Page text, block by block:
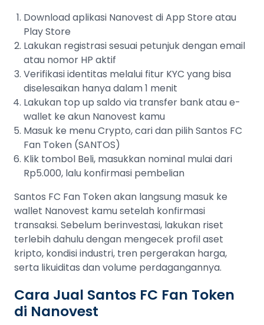
Download aplikasi Nanovest di App Store atau
Play Store
Lakukan registrasi sesuai petunjuk dengan email
atau nomor HP aktif
Verifikasi identitas melalui fitur KYC yang bisa
diselesaikan hanya dalam 1 menit
Lakukan top up saldo via transfer bank atau e-
wallet ke akun Nanovest kamu
Masuk ke menu Crypto, cari dan pilih Santos FC
Fan Token (SANTOS)
Klik tombol Beli, masukkan nominal mulai dari
Rp5.000, lalu konfirmasi pembelian
Santos FC Fan Token akan langsung masuk ke
wallet Nanovest kamu setelah konfirmasi
transaksi. Sebelum berinvestasi, lakukan riset
terlebih dahulu dengan mengecek profil aset
kripto, kondisi industri, tren pergerakan harga,
serta likuiditas dan volume perdagangannya.
Cara Jual Santos FC Fan Token
di Nanovest